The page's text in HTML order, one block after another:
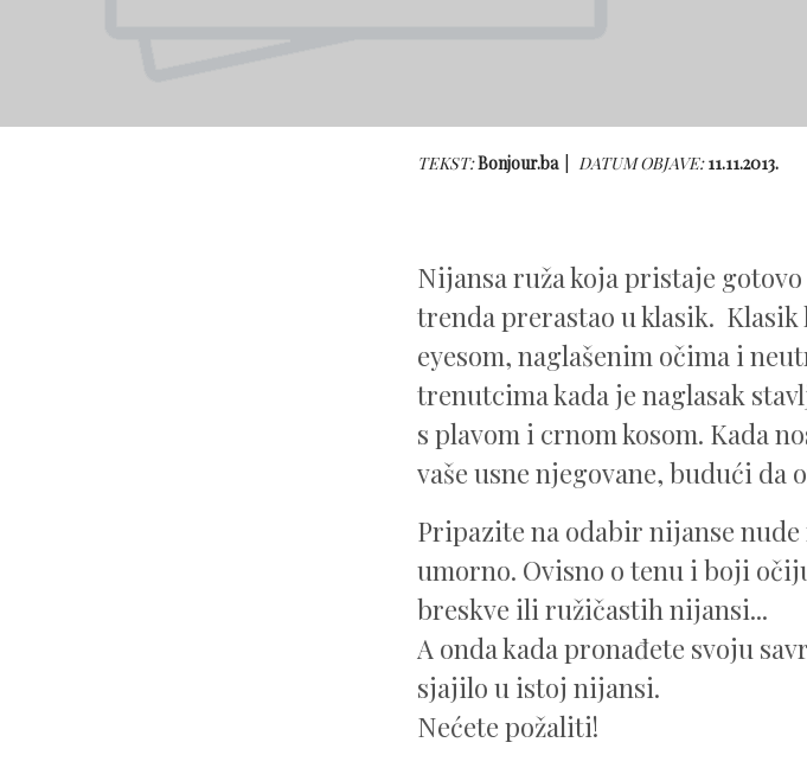
TEKST:Bonjour.ba DATUM OBJAVE:11.11.2013.
Nijansa ruža koja pristaje
trenda prerastao u klasik. Klasik
eyesom, naglašenim očima i
trenutcima kada je naglasak
s plavom i crnom kosom. Kada
vaše usne njegovane, budući da
Pripazite na odabir nijanse
umorno. Ovisno o tenu i boji
breskve ili ružičastih nijansi...
A onda kada pronađete svoju
sjajilo u istoj nijansi.
Nećete požaliti!